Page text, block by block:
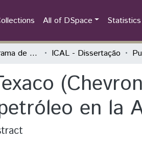
All of DSpace Statistics
PPGICAL - Programa de Pós-Graduação em Integração Contemporânea da América Latina ICAL - Dissertação
en la